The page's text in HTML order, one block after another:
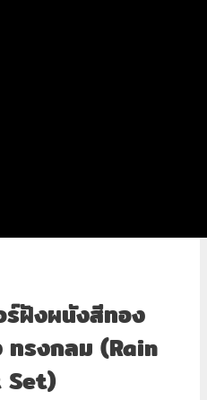
ร์ฝังผนังสีทอง
ทรงกลม (Rain
Set)